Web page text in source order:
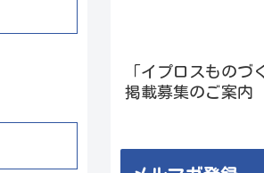
「イプロスものづ
掲載募集のご案内